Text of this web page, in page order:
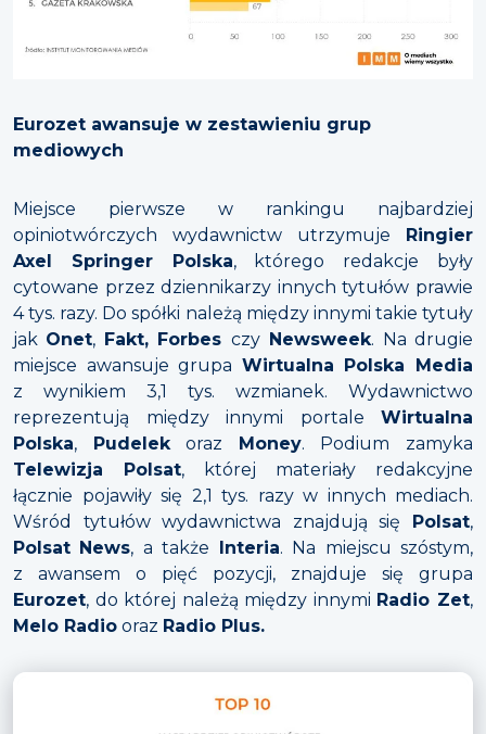
Eurozet awansuje w zestawieniu grup
mediowych
Miejsce pierwsze w rankingu najbardziej
opiniotwórczych wydawnictw utrzymuje Ringier
Axel Springer Polska, którego redakcje były
cytowane przez dziennikarzy innych tytułów prawie
4 tys. razy. Do spółki należą między innymi takie tytuły
jak Onet, Fakt, Forbes czyNewsweek. Na drugie
miejsce awansuje grupa Wirtualna Polska Media
z wynikiem 3,1 tys. wzmianek. Wydawnictwo
reprezentują między innymi portale Wirtualna
Polska, Pudelekoraz Money. Podium zamyka
Telewizja Polsat, której materiały redakcyjne
łącznie pojawiły się 2,1 tys. razy w innych mediach.
Wśród tytułów wydawnictwa znajdują się Polsat,
Polsat News, a także Interia. Na miejscu szóstym,
z awansem o pięć pozycji, znajduje się grupa
Eurozet, do której należą między innymi Radio Zet,
Melo Radio oraz Radio Plus.